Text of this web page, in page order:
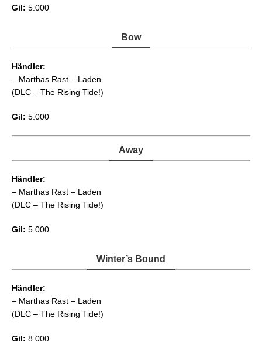
Gil: 5.000
Bow
Händler:
– Marthas Rast – Laden
(DLC – The Rising Tide!)
Gil: 5.000
Away
Händler:
– Marthas Rast – Laden
(DLC – The Rising Tide!)
Gil: 5.000
Winter’s Bound
Händler:
– Marthas Rast – Laden
(DLC – The Rising Tide!)
Gil: 8.000